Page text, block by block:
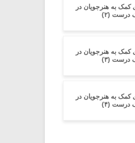
به هنرجویان در
درست (۲)
به هنرجویان در
درست (۳)
به هنرجویان در
درست (۴)